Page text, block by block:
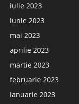
iulie 2023
iunie 2023
mai 2023
aprilie 2023
martie 2023
februarie 2023
ianuarie 2023